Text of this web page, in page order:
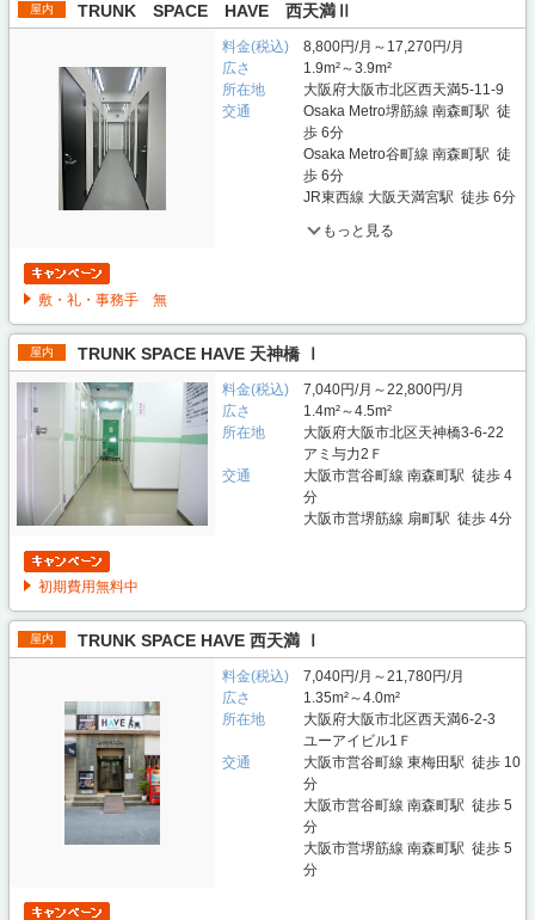
屋内 TRUNK SPACE HAVE 西天満Ⅱ
料金(税込)
8,800円/月～17,270円/月
広さ
1.9m²～3.9m²
所在地
大阪府大阪市北区西天満5-11-9
交通
Osaka Metro堺筋線 南森町駅 徒
歩 6分
Osaka Metro谷町線 南森町駅 徒
歩 6分
JR東西線 大阪天満宮駅 徒歩 6分
もっと見る
敷・礼・事務手 無
屋内 TRUNK SPACE HAVE 天神橋 Ⅰ
料金(税込)
7,040円/月～22,800円/月
広さ
1.4m²～4.5m²
所在地
大阪府大阪市北区天神橋3-6-22
アミ与力2Ｆ
交通
大阪市営谷町線 南森町駅 徒歩 4
分
大阪市営堺筋線 扇町駅 徒歩 4分
初期費用無料中
屋内 TRUNK SPACE HAVE 西天満 Ⅰ
料金(税込)
7,040円/月～21,780円/月
広さ
1.35m²～4.0m²
所在地
大阪府大阪市北区西天満6-2-3
ユーアイビル1Ｆ
交通
大阪市営谷町線 東梅田駅 徒歩 10
分
大阪市営谷町線 南森町駅 徒歩 5
分
大阪市営堺筋線 南森町駅 徒歩 5
分